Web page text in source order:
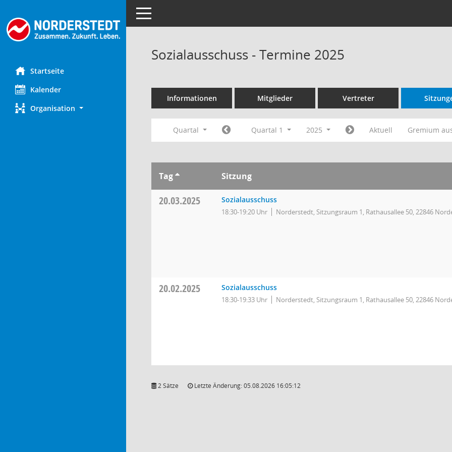
Startseite
Kalender
Organisation
Toggle navigation
Sozialausschuss - Termine 2025
Informationen Mitglieder Vertreter
Quartal Quartal 1 2025 Aktuell Gremium
Tag Sitzung
20.03.2025 Sozialausschuss
18:30-19:20 Uhr Norderstedt, Sitzungsraum 1, Rathausallee 50, 22846
20.02.2025 Sozialausschuss
18:30-19:33 Uhr Norderstedt, Sitzungsraum 1, Rathausallee 50, 22846
2 Sätze Letzte Änderung: 05.08.2026 16:05:12